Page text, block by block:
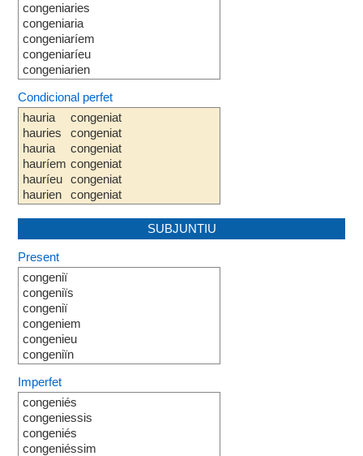
congeniaries
congeniaria
congeniaríem
congeniaríeu
congeniarien
Condicional perfet
hauria
hauries
hauria
hauríem
hauríeu
haurien
congeniat
congeniat
congeniat
congeniat
congeniat
congeniat
SUBJUNTIU
Present
congeniï
congeniïs
congeniï
congeniem
congenieu
congeniïn
Imperfet
congeniés
congeniessis
congeniés
congeniéssim